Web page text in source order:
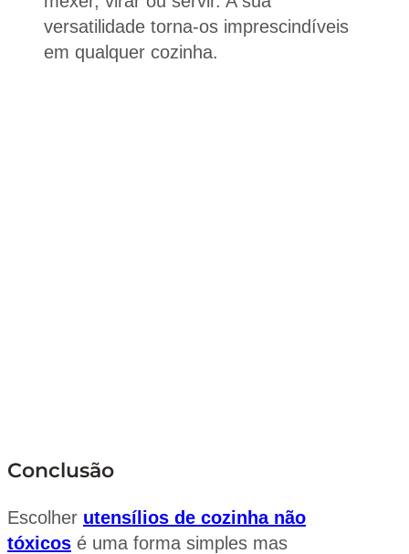
versatilidade torna-os imprescindíveis
em qualquer cozinha.
Conclusão
Escolher utensílios de cozinha não
tóxicos é uma forma simples mas